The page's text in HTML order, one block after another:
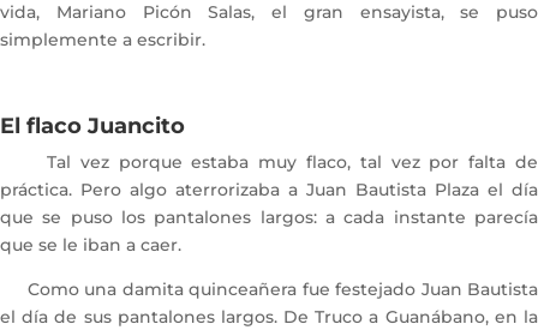
vida, Mariano Picón Salas, el gran ensayista, se puso
simplemente a escribir.
El flaco Juancito
Tal vez porque estaba muy flaco, tal vez por falta de
práctica. Pero algo aterrorizaba a Juan Bautista Plaza el día
que se puso los pantalones largos: a cada instante parecía
que se le iban a caer.
Como una damita quinceañera fue festejado Juan Bautista
el día de sus pantalones largos. De Truco a Guanábano, en la